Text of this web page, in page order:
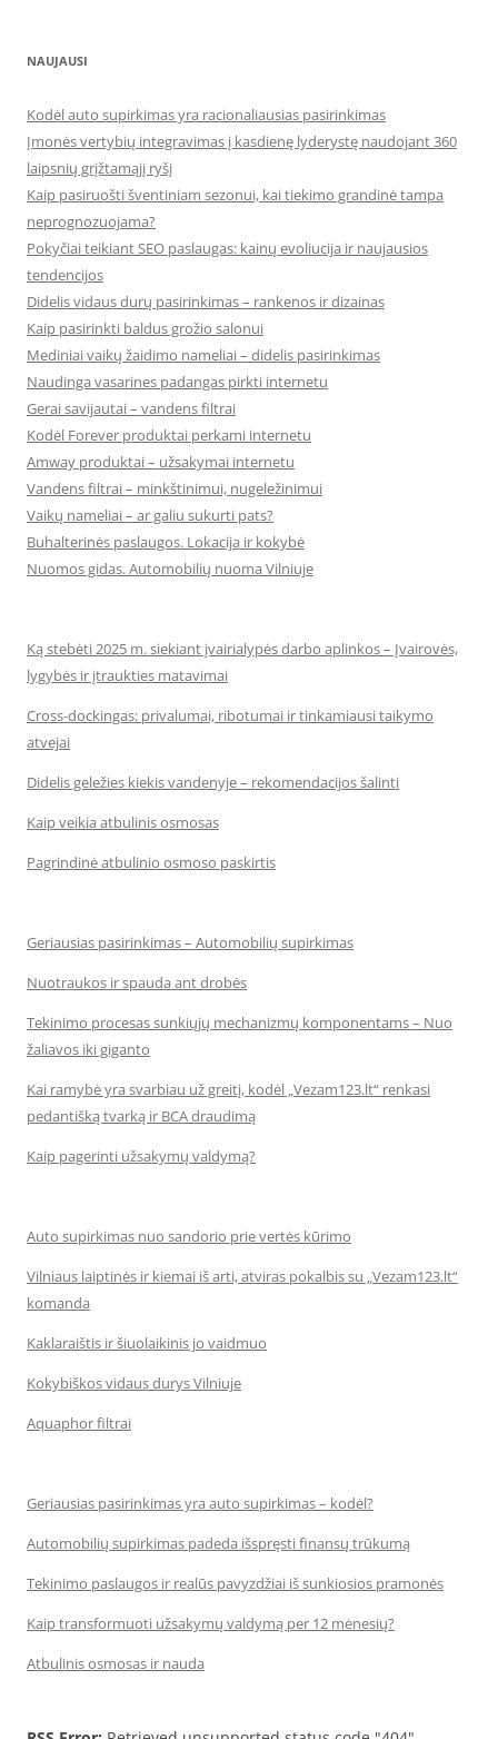
NAUJAUSI
Kodėl auto supirkimas yra racionaliausias pasirinkimas
Įmonės vertybių integravimas į kasdienę lyderystę naudojant 360
laipsnių grįžtamąjį ryšį
Kaip pasiruošti šventiniam sezonui, kai tiekimo grandinė tampa
neprognozuojama?
Pokyčiai teikiant SEO paslaugas: kainų evoliucija ir naujausios
tendencijos
Didelis vidaus durų pasirinkimas – rankenos ir dizainas
Kaip pasirinkti baldus grožio salonui
Mediniai vaikų žaidimo nameliai – didelis pasirinkimas
Naudinga vasarines padangas pirkti internetu
Gerai savijautai – vandens filtrai
Kodėl Forever produktai perkami internetu
Amway produktai – užsakymai internetu
Vandens filtrai – minkštinimui, nugeležinimui
Vaikų nameliai – ar galiu sukurti pats?
Buhalterinės paslaugos. Lokacija ir kokybė
Nuomos gidas. Automobilių nuoma Vilniuje
Ką stebėti 2025 m. siekiant įvairialypės darbo aplinkos – Įvairovės,
lygybės ir įtraukties matavimai
Cross-dockingas: privalumai, ribotumai ir tinkamiausi taikymo
atvejai
Didelis geležies kiekis vandenyje – rekomendacijos šalinti
Kaip veikia atbulinis osmosas
Pagrindinė atbulinio osmoso paskirtis
Geriausias pasirinkimas – Automobilių supirkimas
Nuotraukos ir spauda ant drobės
Tekinimo procesas sunkiųjų mechanizmų komponentams – Nuo
žaliavos iki giganto
Kai ramybė yra svarbiau už greitį, kodėl „Vezam123.lt“ renkasi
pedantišką tvarką ir BCA draudimą
Kaip pagerinti užsakymų valdymą?
Auto supirkimas nuo sandorio prie vertės kūrimo
Vilniaus laiptinės ir kiemai iš arti, atviras pokalbis su „Vezam123.lt“
komanda
Kaklaraištis ir šiuolaikinis jo vaidmuo
Kokybiškos vidaus durys Vilniuje
Aquaphor filtrai
Geriausias pasirinkimas yra auto supirkimas – kodėl?
Automobilių supirkimas padeda išspręsti finansų trūkumą
Tekinimo paslaugos ir realūs pavyzdžiai iš sunkiosios pramonės
Kaip transformuoti užsakymų valdymą per 12 mėnesių?
Atbulinis osmosas ir nauda